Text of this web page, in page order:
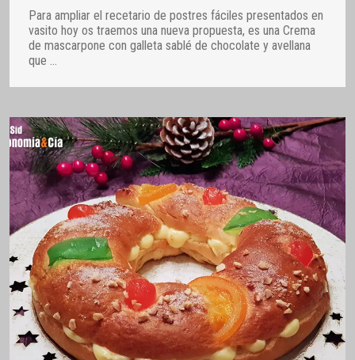
Para ampliar el recetario de postres fáciles presentados en
vasito hoy os traemos una nueva propuesta, es una Crema
de mascarpone con galleta sablé de chocolate y avellana
que …